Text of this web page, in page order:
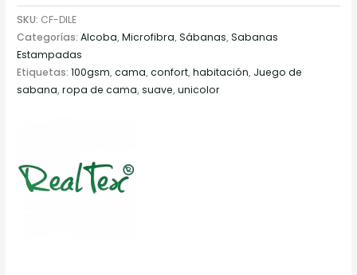
SKU: CF-DILE
Categorías:Alcoba,Microfibra,Sábanas,Sabanas
Estampadas
Etiquetas:100gsm,cama,confort,habitación, Juego de
sabana,ropa de cama,suave,unicolor